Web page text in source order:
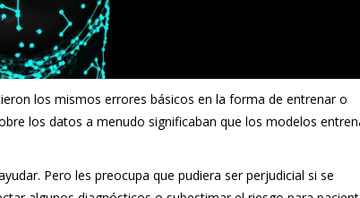
los mismos errores básicos en la forma de entrenar o
los datos a menudo significaban que los modelos
Pero les preocupa que pudiera ser perjudicial si se